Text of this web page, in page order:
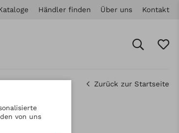
Händler finden Über uns Kontakt
Zurück zur Startseite
von uns